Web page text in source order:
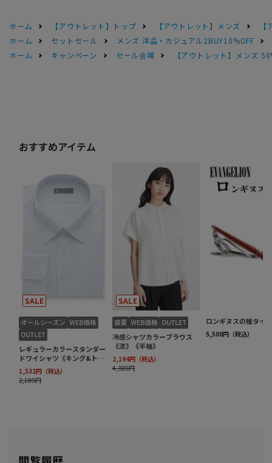
ホーム 【アウトレット】トップ 【アウトレット】メンズ
ホーム
セットセール
メンズ 洋品・カジュアル2BUY10%OFF
ホーム
キャンペーン セール会場 【アウトレット】メンズ